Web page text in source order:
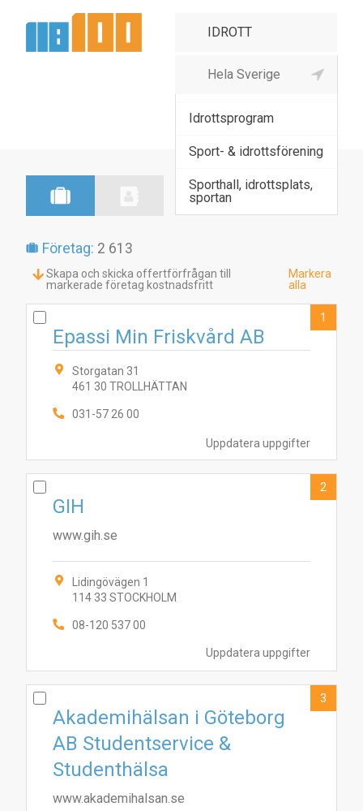
Idrottsplats,
idrottsanläggning
Idrottsprogram
Sport- & idrottsförening
Sporthall, idrottsplats,
sportan
Företag: 2 613
Skapa och skicka offertförfrågan till
markerade företag kostnadsfritt
Markera
alla
Uppdatera uppgifter
Epassi Min Friskvård AB
Storgatan 31
461 30 TROLLHÄTTAN
031-57 26 00
1
Uppdatera uppgifter
GIH
www.gih.se
Lidingövägen 1
114 33 STOCKHOLM
08-120 537 00
2
Akademihälsan i Göteborg
AB Studentservice &
Studenthälsa
www.akademihalsan.se
3